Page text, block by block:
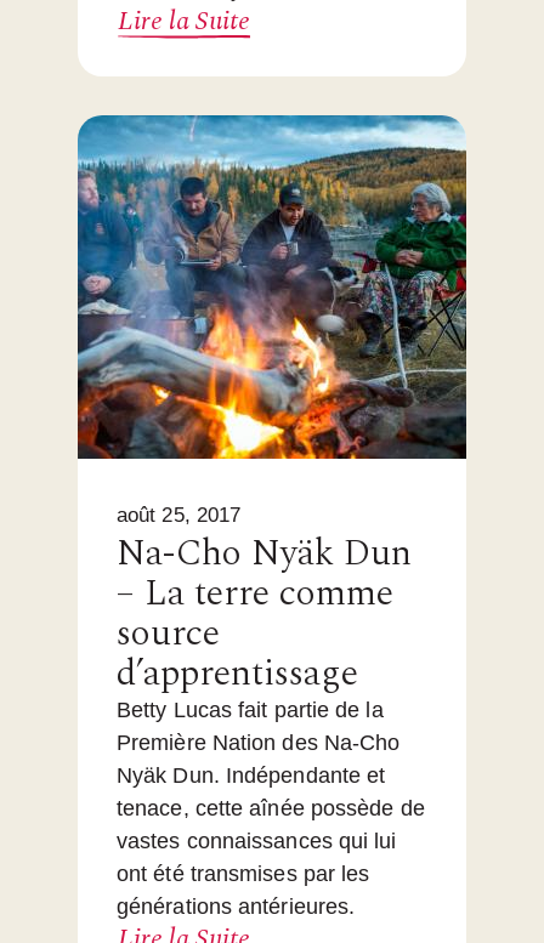
Lire la Suite
août 25, 2017
Na-Cho Nyäk Dun
– La terre comme
source
d’apprentissage
Betty Lucas fait partie de la
Première Nation des Na-Cho
Nyäk Dun. Indépendante et
tenace, cette aînée possède de
vastes connaissances qui lui
ont été transmises par les
générations antérieures.